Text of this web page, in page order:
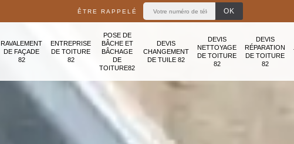
ÊTRE RAPPELÉ
RAVALEMENT
DE FAÇADE
82
ENTREPRISE
DE TOITURE
82
POSE DE
BÂCHE ET
BÂCHAGE
DE
TOITURE82
DEVIS
CHANGEMENT
DE TUILE 82
DEVIS
NETTOYAGE
DE TOITURE
82
DEVIS
RÉPARATION
DE TOITURE
82